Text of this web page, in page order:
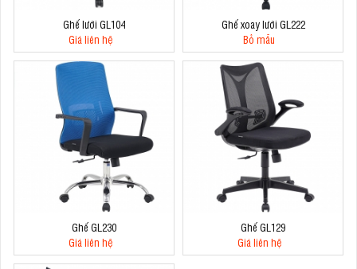
Ghế lưới GL104
Giá liên hệ
Ghế xoay lưới GL222
Bỏ mẫu
Ghế GL230
Giá liên hệ
Ghế GL129
Giá liên hệ